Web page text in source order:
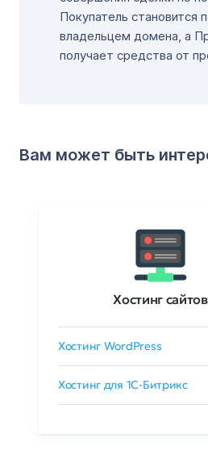
Покупатель становится
владельцем домена, а
получает средства от
Вам может быть
Хостинг сайтов
Хостинг WordPress
Хостинг для 1C-Битрикс